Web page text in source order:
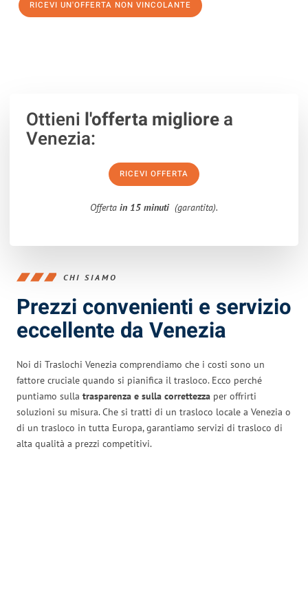
RICEVI UN'OFFERTA NON VINCOLANTE
Ottieni l'offerta migliorea
Venezia:
RICEVI OFFERTA
Offerta in 15 minuti (garantita).
CHI SIAMO
Prezzi convenienti e servizio
eccellente da Venezia
Noi di Traslochi Venezia comprendiamo che i costi sono un
fattore cruciale quando si pianifica il trasloco. Ecco perché
puntiamo sulla trasparenza e sulla correttezza per offrirti
soluzioni su misura. Che si tratti di un trasloco locale a Venezia o
di un trasloco in tutta Europa, garantiamo servizi di trasloco di
alta qualità a prezzi competitivi.